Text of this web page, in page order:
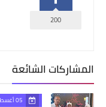
200
المشاركات الشائعة
05 أغسطس 2026